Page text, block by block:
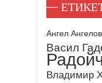
Ангел Ангелов
Васил
Владимир